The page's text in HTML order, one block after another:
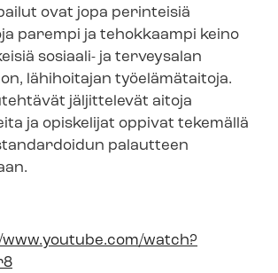
ovat jopa perinteisiä
parempi ja tehokkaampi keino
sosiaali- ja terveysalan
lähihoitajan työelämätaitoja.
jäljittelevät aitoja
ja opiskelijat oppivat tekemällä
palautteen
watch?